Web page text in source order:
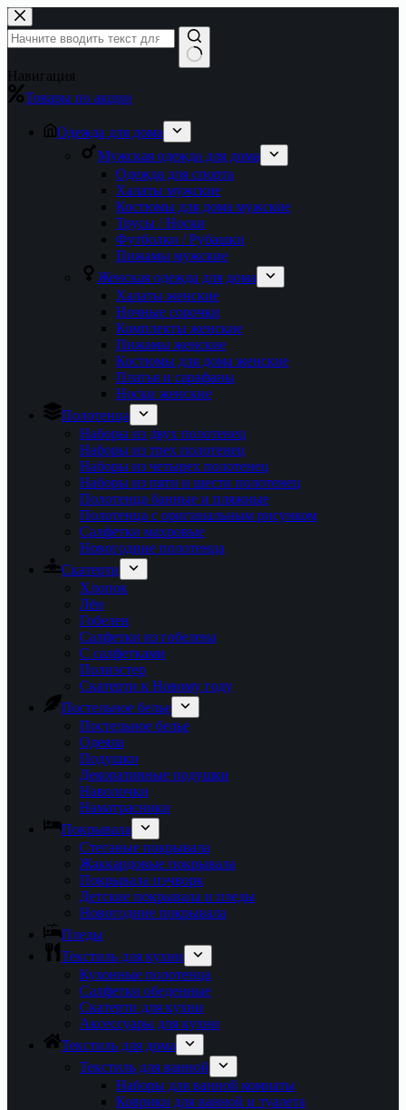
Перейти
к
сути
Ничего
не
найдено
Навигация
Товары по акции
Одежда для дома
Мужская одежда для дома
Одежда для спорта
Халаты мужские
Костюмы для дома мужские
Трусы / Носки
Футболки / Рубашки
Пижамы мужские
Женская одежда для дома
Халаты женские
Ночные сорочки
Комплекты женские
Пижамы женские
Костюмы для дома женские
Платья и сарафаны
Носки женские
Полотенца
Наборы из двух полотенец
Наборы из трех полотенец
Наборы из четырех полотенец
Наборы из пяти и шести полотенец
Полотенца банные и пляжные
Полотенца с оригинальным рисунком
Салфетки махровые
Новогодние полотенца
Скатерти
Хлопок
Лён
Гобелен
Салфетки из гобелена
С салфетками
Полиэстер
Скатерти к Новому году
Постельное белье
Постельное белье
Одеяла
Подушки
Декоративные подушки
Наволочки
Наматрасники
Покрывала
Стеганые покрывала
Жаккардовые покрывала
Покрывала пэчворк
Детские покрывала и пледы
Новогодние покрывала
Пледы
Текстиль для кухни
Кухонные полотенца
Салфетки обеденные
Скатерти для кухни
Аксессуары для кухни
Текстиль для дома
Текстиль для ванной
Наборы для ванной комнаты
Коврики для ванной и туалета